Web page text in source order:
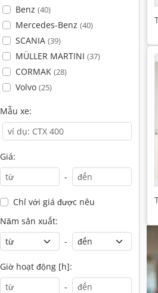
Benz (40)
Mercedes-Benz (40)
SCANIA (39)
MÜLLER MARTINI (37)
CORMAK (28)
Volvo (25)
Mẫu xe:
Giá:
-
Chỉ với giá được nêu
Năm sản xuất:
-
Giờ hoạt động [h]:
-